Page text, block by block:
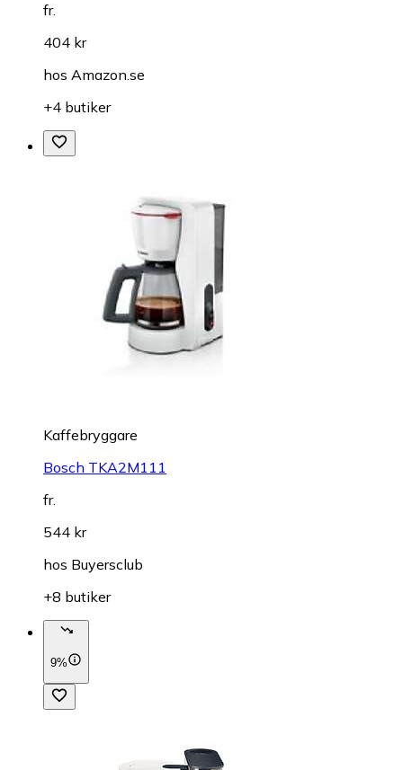
fr.
404 kr
hos Amazon.se
+4 butiker
Kaffebryggare
Bosch TKA2M111
fr.
544 kr
hos Buyersclub
+8 butiker
9%